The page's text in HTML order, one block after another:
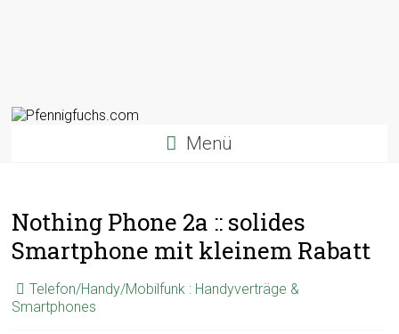
Menü
Nothing Phone 2a :: solides
Smartphone mit kleinem Rabatt
Telefon/Handy/Mobilfunk : Handyverträge &
Smartphones